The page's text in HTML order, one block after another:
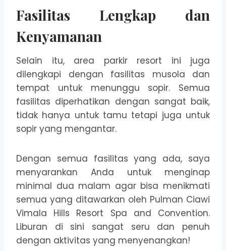
Fasilitas Lengkap dan
Kenyamanan
Selain itu, area parkir resort ini juga
dilengkapi dengan fasilitas musola dan
tempat untuk menunggu sopir. Semua
fasilitas diperhatikan dengan sangat baik,
tidak hanya untuk tamu tetapi juga untuk
sopir yang mengantar.
Dengan semua fasilitas yang ada, saya
menyarankan Anda untuk menginap
minimal dua malam agar bisa menikmati
semua yang ditawarkan oleh Pulman Ciawi
Vimala Hills Resort Spa and Convention.
Liburan di sini sangat seru dan penuh
dengan aktivitas yang menyenangkan!